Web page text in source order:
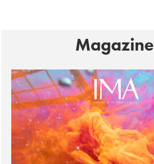
Magazine